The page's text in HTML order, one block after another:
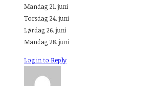
Mandag 21. juni
Torsdag 24. juni
Lørdag 26. juni
Mandag 28. juni
Log in to Reply